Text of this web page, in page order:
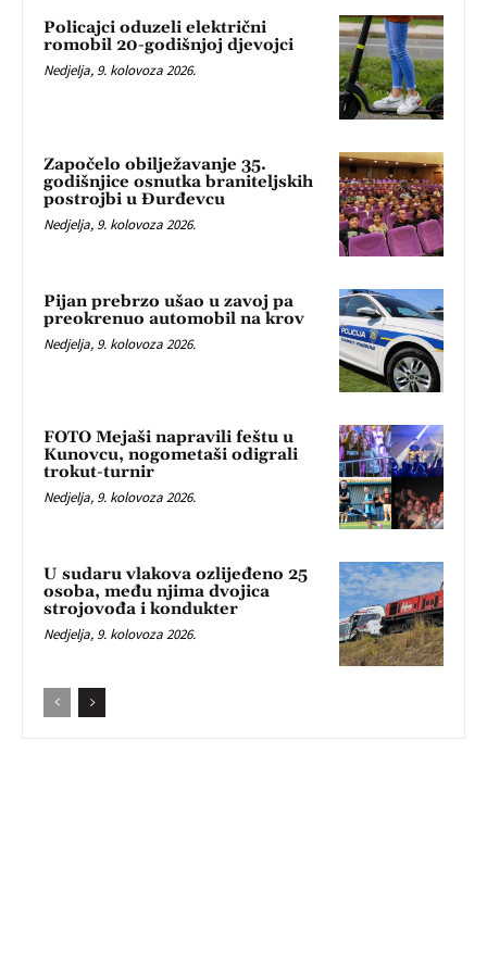
Policajci oduzeli električni
romobil 20-godišnjoj djevojci
Nedjelja, 9. kolovoza 2026.
Započelo obilježavanje 35.
godišnjice osnutka braniteljskih
postrojbi u Đurđevcu
Nedjelja, 9. kolovoza 2026.
Pijan prebrzo ušao u zavoj pa
preokrenuo automobil na krov
Nedjelja, 9. kolovoza 2026.
FOTO Mejaši napravili feštu u
Kunovcu, nogometaši odigrali
trokut-turnir
Nedjelja, 9. kolovoza 2026.
U sudaru vlakova ozlijeđeno 25
osoba, među njima dvojica
strojovođa i kondukter
Nedjelja, 9. kolovoza 2026.